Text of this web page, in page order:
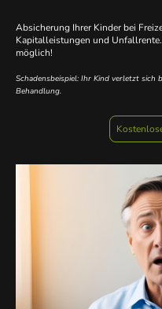
Absicherung Ihrer Kinder bei
Kapitalleistungen und
möglich!
Schadensbeispiel: Ihr Kind verletzt sich
Behandlung.